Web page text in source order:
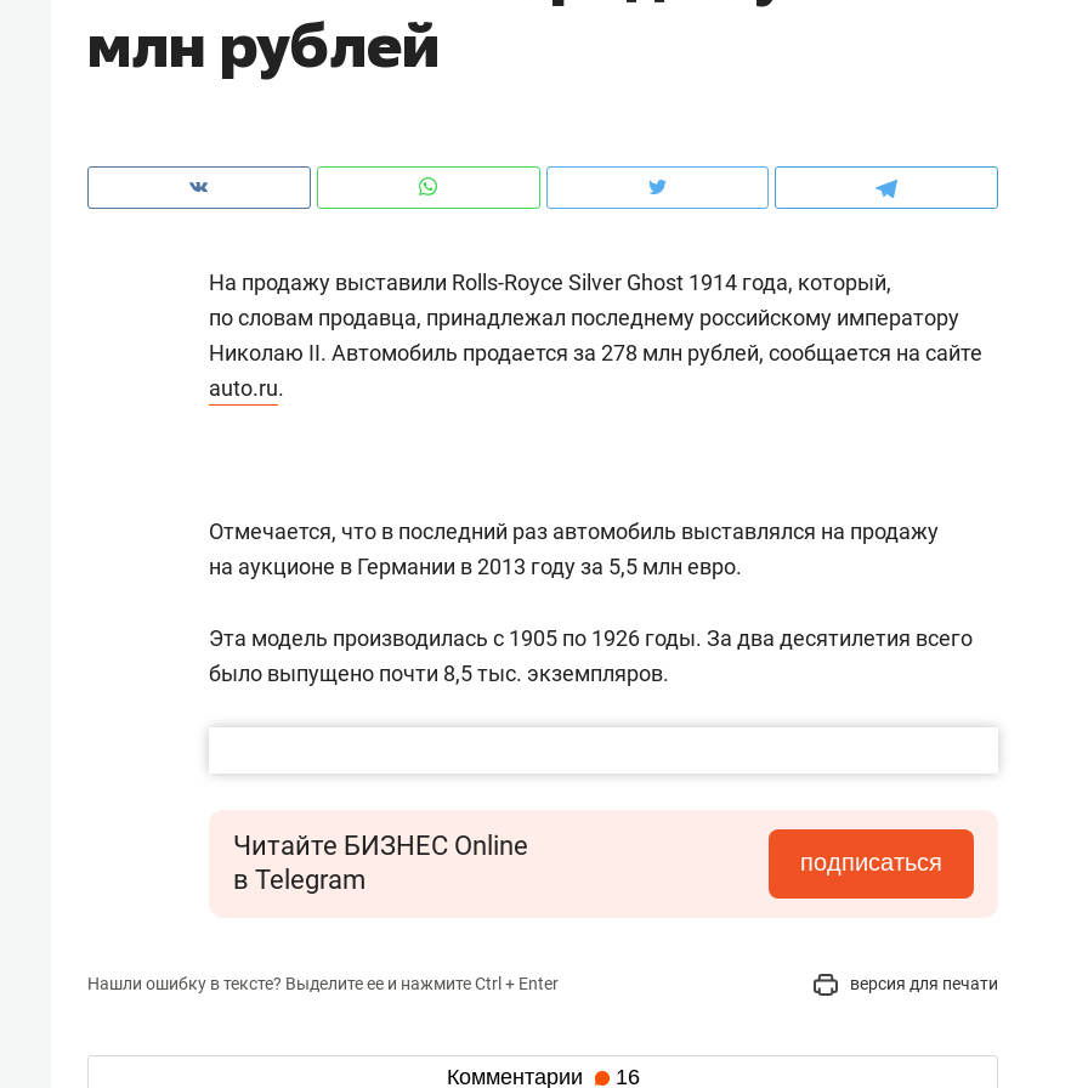
млн рублей
На продажу выставили Rolls-Royce Silver Ghost 1914 года, который,
по словам продавца, принадлежал последнему российскому императору
Николаю II. Автомобиль продается за 278 млн рублей, сообщается на сайте
auto.ru.
Отмечается, что в последний раз автомобиль выставлялся на продажу
на аукционе в Германии в 2013 году за 5,5 млн евро.
Эта модель производилась с 1905 по 1926 годы. За два десятилетия всего
было выпущено почти 8,5 тыс. экземпляров.
Читайте БИЗНЕС Online
в Telegram
подписаться
Нашли ошибку в тексте? Выделите ее и нажмите Ctrl + Enter версия для печати
Комментарии 16
рынки, почему надо знать аксакалов и
чем интересен Оман?
ЖК «Заря»
когда человек не считает
свою сверхнагрузку
стрессом»
с мебелью за 2